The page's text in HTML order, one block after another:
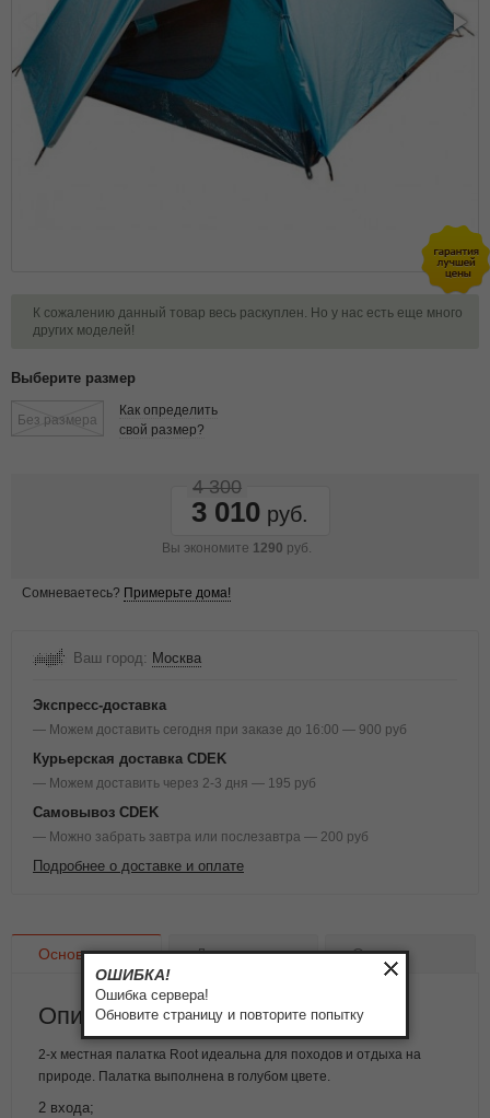
К сожалению данный товар весь раскуплен. Но у нас есть еще много
других моделей!
Выберите размер
Без размера
Как определить
свой размер?
3 010
4 300
Вы экономите 1290 руб.
Сомневаетесь? Примерьте дома!
Ваш город: Москва
Экспресс-доставка
— Можем доставить сегодня при заказе до 16:00 — 900 руб
Курьерская доставка CDEK
— Можем доставить через 2-3 дня — 195 руб
Самовывоз CDEK
— Можно забрать завтра или послезавтра — 200 руб
Подробнее о доставке и оплате
Основное Доставка Оплата
Описание товара
2-х местная палатка Root идеальна для походов и отдыха на
природе. Палатка выполнена в голубом цвете.
2 входа;
ОШИБКА!
Ошибка сервера!
Обновите страницу и повторите попытку